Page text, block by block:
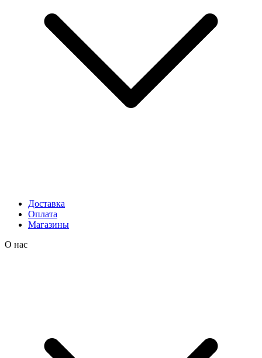
Доставка
Оплата
Магазины
О нас